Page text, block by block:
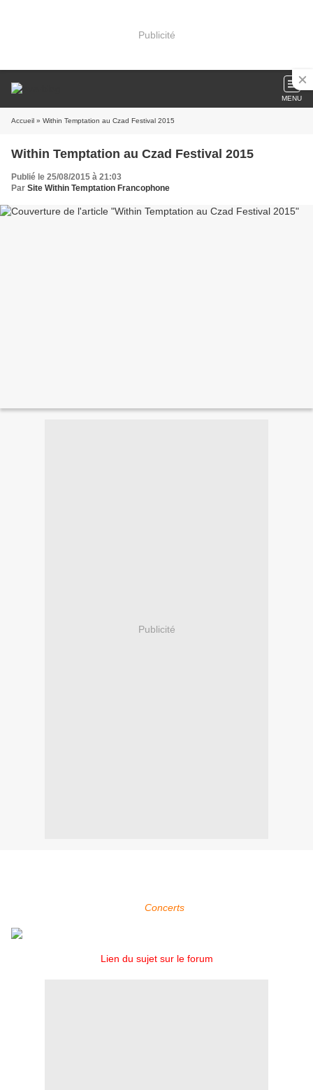
Publicité
MENU
Accueil » Within Temptation au Czad Festival 2015
Within Temptation au Czad Festival 2015
Publié le 25/08/2015 à 21:03
Par Site Within Temptation Francophone
Publicité
Concerts
Lien du sujet sur le forum